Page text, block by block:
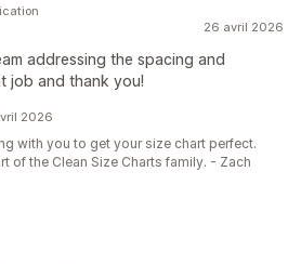
26 avril 2026
addressing the spacing and
job and thank you!
2026
with you to get your size chart perfect.
of the Clean Size Charts family. - Zach